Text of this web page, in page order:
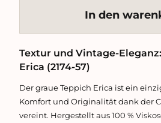
In den
Textur und Vintage-
Erica (2174-57)
Der graue Teppich Erica ist ein
Komfort und Originalität dank der
vereint. Hergestellt aus 100 %